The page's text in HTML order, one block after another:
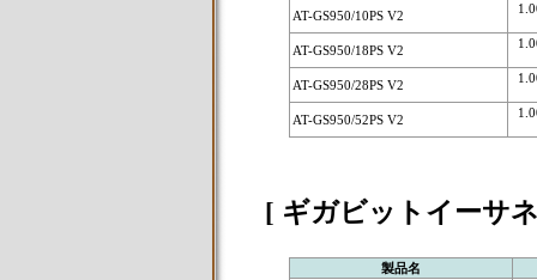
AT-GS950/10PS V2
AT-GS950/18PS V2
AT-GS950/28PS V2
AT-GS950/52PS V2
[ ギガビットイーサ
製品名